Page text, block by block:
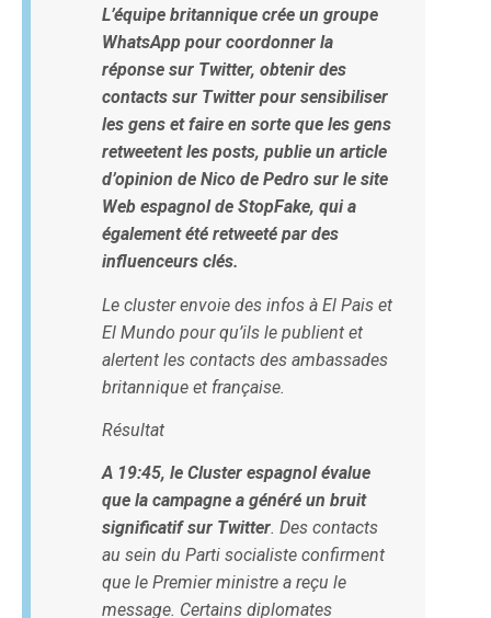
L’équipe britannique crée un groupe
WhatsApp pour coordonner la
réponse sur Twitter, obtenir des
contacts sur Twitter pour sensibiliser
les gens et faire en sorte que les gens
retweetent les posts, publie un article
d’opinion de Nico de Pedro sur le site
Web espagnol de StopFake, qui a
également été retweeté par des
influenceurs clés.
Le cluster envoie des infos à El Pais et
El Mundo pour qu’ils le publient et
alertent les contacts des ambassades
britannique et française.
Résultat
A 19:45, le Cluster espagnol évalue
que la campagne a généré un bruit
significatif sur Twitter. Des contacts
au sein du Parti socialiste confirment
que le Premier ministre a reçu le
message. Certains diplomates